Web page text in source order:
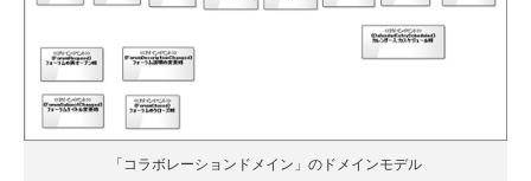
「コラボレーションドメイン」のドメインモデル